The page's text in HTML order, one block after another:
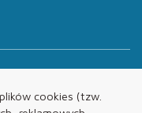
cookies (tzw.